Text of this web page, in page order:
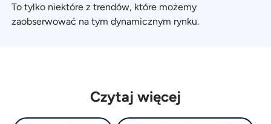
To tylko niektóre z trendów, które możemy
zaobserwować na tym dynamicznym rynku.
Czytaj więcej